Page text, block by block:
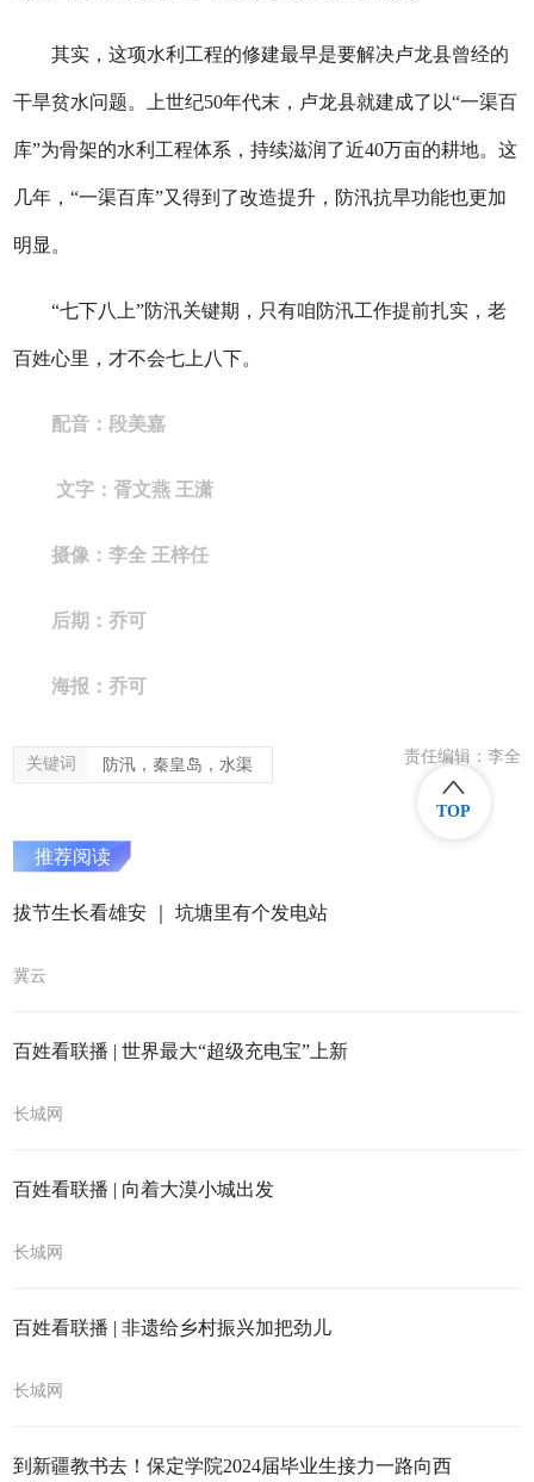
其实，这项水利工程的修建最早是要解决卢龙县曾经的
干旱贫水问题。上世纪50年代末，卢龙县就建成了以“一渠百
库”为骨架的水利工程体系，持续滋润了近40万亩的耕地。这
几年，“一渠百库”又得到了改造提升，防汛抗旱功能也更加
明显。
“七下八上”防汛关键期，只有咱防汛工作提前扎实，老
百姓心里，才不会七上八下。
配音：段美嘉
文字：胥文燕 王潇
摄像：李全 王梓任
后期：乔可
海报：乔可
关键词 防汛，秦皇岛，水渠 责任编辑：李全
推荐阅读
拔节生长看雄安 ｜ 坑塘里有个发电站
冀云
百姓看联播 | 世界最大“超级充电宝”上新
长城网
百姓看联播 | 向着大漠小城出发
长城网
百姓看联播 | 非遗给乡村振兴加把劲儿
长城网
到新疆教书去！保定学院2024届毕业生接力一路向西
TOP